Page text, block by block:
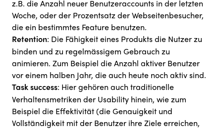
z.B. die Anzahl neuer Benutzeraccounts in der letzten
Woche, oder der Prozentsatz der Webseitenbesucher,
die ein bestimmtes Feature benutzen.
Retention: Die Fähigkeit eines Produkts die Nutzer zu
binden und zu regelmässigem Gebrauch zu
animieren. Zum Beispiel die Anzahl aktiver Benutzer
vor einem halben Jahr, die auch heute noch aktiv sind.
Task success: Hier gehören auch traditionelle
Verhaltensmetriken der Usability hinein, wie zum
Beispiel die Effektivität (die Genauigkeit und
Vollständigkeit mit der Benutzer ihre Ziele erreichen,